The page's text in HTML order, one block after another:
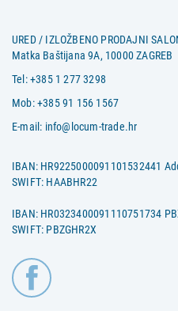
URED / IZLOŽBENO PRODAJNI
Matka Baštijana 9A, 10000 ZAGREB
Tel:+385 1 277 3298
Mob:+385 91 156 1567
E-mail: info@locum-trade.hr
IBAN: HR9225000091101532441
SWIFT: HAABHR22
IBAN: HR0323400091110751734
SWIFT: PBZGHR2X